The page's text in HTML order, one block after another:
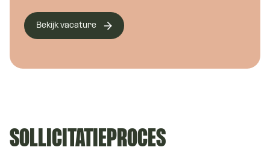
Bekijk vacature
SOLLICITATIEPROCES
Motivatie (niet verplicht)